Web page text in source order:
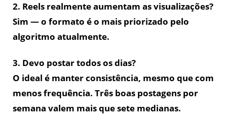
2. Reels realmente aumentam as visualizações?
Sim — o formato é o mais priorizado pelo
algoritmo atualmente.
3. Devo postar todos os dias?
O ideal é manter consistência, mesmo que com
menos frequência. Três boas postagens por
semana valem mais que sete medianas.